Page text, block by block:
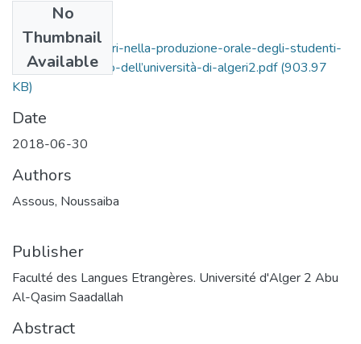
No
Thumbnail
Available
l’analisi-degli-errori-nella-produzione-orale-degli-studenti-
del-secondo-anno-dell’università-di-algeri2.pdf(903.97
KB)
Date
2018-06-30
Authors
Assous, Noussaiba
Publisher
Faculté des Langues Etrangères. Université d'Alger 2 Abu
Al-Qasim Saadallah
Abstract